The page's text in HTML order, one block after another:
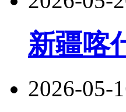
新疆喀
2026-05-